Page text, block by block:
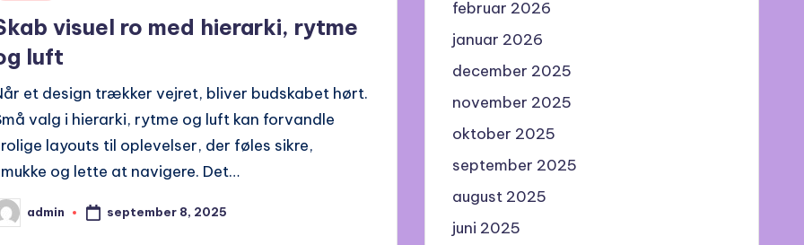
visuel ro med hierarki, rytme
luft
et design trækker vejret, bliver budskabet hørt.
valg i hierarki, rytme og luft kan forvandle
layouts til oplevelser, der føles sikre,
og lette at navigere. Det…
admin september 8, 2025
februar 2026
januar 2026
december 2025
november 2025
oktober 2025
september 2025
august 2025
juni 2025